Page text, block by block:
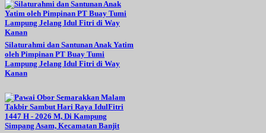
Silaturahmi dan Santunan Anak Yatim
oleh Pimpinan PT Buay Tumi
Lampung Jelang Idul Fitri di Way
Kanan